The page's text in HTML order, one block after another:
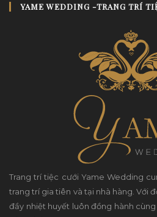
YAME WEDDING -TRANG TRÍ
Trang trí tiệc cưới Yame Wedding
trang trí gia tiên và tại nhà hàng. Với
đầy nhiệt huyết luôn đồng hành